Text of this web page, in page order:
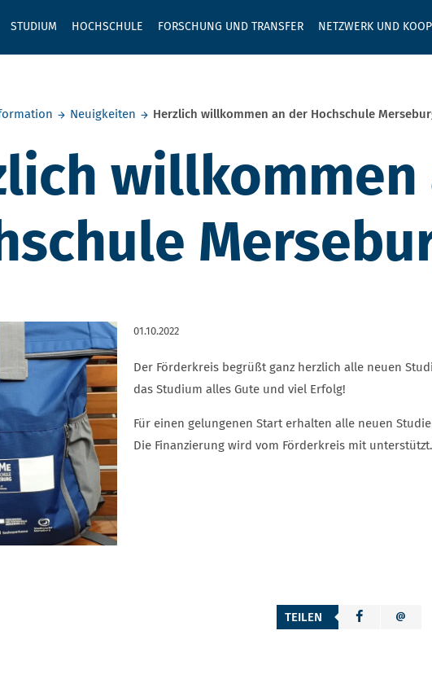
STUDIUM HOCHSCHULE FORSCHUNG UND TRANSFER NETZWERK UND
Neuigkeiten Herzlich willkommen an der Hochschule
willkommen
01.10.2022
Der Förderkreis begrüßt ganz herzlich alle neuen
das Studium alles Gute und viel Erfolg!
Für einen gelungenen Start erhalten alle neuen
Die Finanzierung wird vom Förderkreis mit unterstützt.
TEILEN